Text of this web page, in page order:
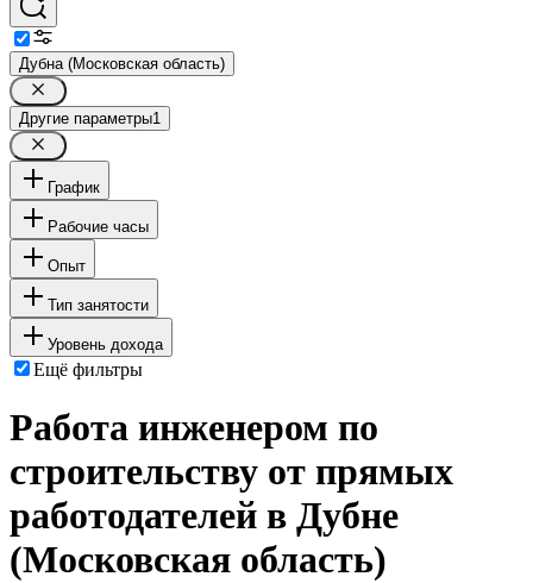
Дубна (Московская область)
Другие параметры1
График
Рабочие часы
Опыт
Тип занятости
Уровень дохода
Ещё фильтры
Работа инженером по
строительству от прямых
работодателей в Дубне
(Московская область)